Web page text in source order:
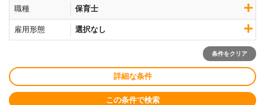
職種 保育士
雇用形態 選択なし
条件をクリア
詳細な条件
この条件で検索